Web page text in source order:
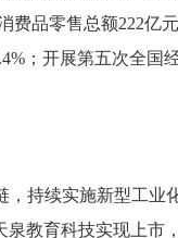
费品零售总额222亿
%；开展第五次全国
，持续实施新型工业
泉教育科技实现上市 ，